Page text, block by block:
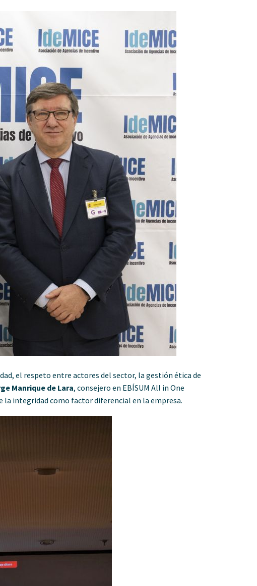
el respeto entre actores del sector, la gestión ética de
Manrique de Lara, consejero en EBÍSUM All in One
la integridad como factor diferencial en la empresa.